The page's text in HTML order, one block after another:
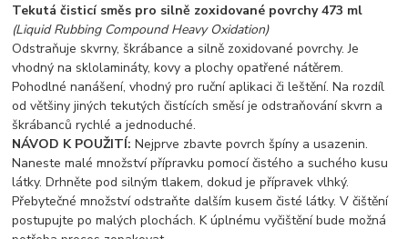
Tekutá čisticí směs pro silně zoxidované povrchy 473 ml
(Liquid Rubbing Compound Heavy Oxidation)
Odstraňuje skvrny, škrábance a silně zoxidované povrchy. Je
vhodný na sklolamináty, kovy a plochy opatřené nátěrem.
Pohodlné nanášení, vhodný pro ruční aplikaci či leštění. Na rozdíl
od většiny jiných tekutých čistících směsí je odstraňování skvrn a
škrábanců rychlé a jednoduché.
NÁVOD K POUŽITÍ:Nejprve zbavte povrch špíny a usazenin.
Naneste malé množství přípravku pomocí čistého a suchého kusu
látky. Drhněte pod silným tlakem, dokud je přípravek vlhký.
Přebytečné množství odstraňte dalším kusem čisté látky. V čištění
postupujte po malých plochách. K úplnému vyčištění bude možná